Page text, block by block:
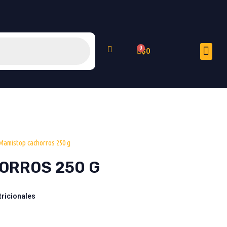
$0
Cart
cachorros 250 g
250 G